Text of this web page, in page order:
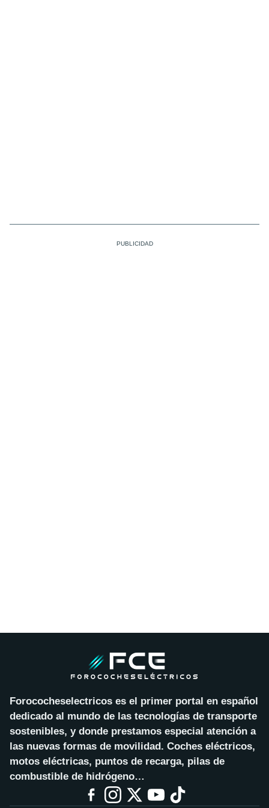
Forococheselectricos es el primer portal en español
dedicado al mundo de las tecnologías de transporte
sostenibles, y donde prestamos especial atención a
las nuevas formas de movilidad. Coches eléctricos,
motos eléctricas, puntos de recarga, pilas de
combustible de hidrógeno…